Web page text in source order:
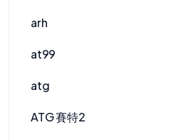
arh
at99
atg
ATG 賽特2